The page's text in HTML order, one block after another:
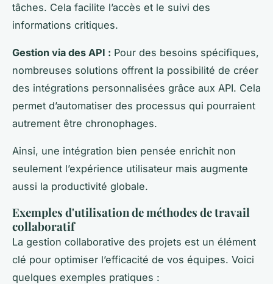
tâches. Cela facilite l’accès et le suivi des
informations critiques.
Gestion via des API : Pour des besoins spécifiques,
nombreuses solutions offrent la possibilité de créer
des intégrations personnalisées grâce aux API. Cela
permet d’automatiser des processus qui pourraient
autrement être chronophages.
Ainsi, une intégration bien pensée enrichit non
seulement l’expérience utilisateur mais augmente
aussi la productivité globale.
Exemples d'utilisation de méthodes de travail
collaboratif
La gestion collaborative des projets est un élément
clé pour optimiser l’efficacité de vos équipes. Voici
quelques exemples pratiques :